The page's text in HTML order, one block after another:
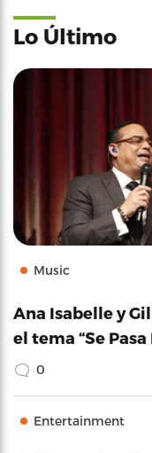
Lo Último
Music
Ana Isabelle y
el tema “Se Pasa
0
Entertainment